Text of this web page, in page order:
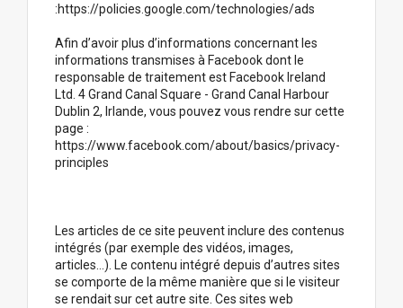
:https://policies.google.com/technologies/ads
Afin d’avoir plus d’informations concernant les
informations transmises à Facebook dont le
responsable de traitement est Facebook Ireland
Ltd. 4 Grand Canal Square - Grand Canal Harbour
Dublin 2, Irlande, vous pouvez vous rendre sur cette
page :
https://www.facebook.com/about/basics/privacy-
principles
Les articles de ce site peuvent inclure des contenus
intégrés (par exemple des vidéos, images,
articles…). Le contenu intégré depuis d’autres sites
se comporte de la même manière que si le visiteur
se rendait sur cet autre site. Ces sites web